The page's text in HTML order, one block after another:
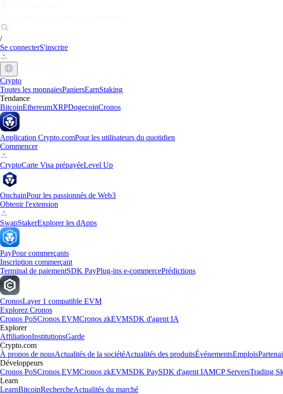
/
Se connecterS'inscrire
Crypto
Toutes les monnaiesPaniersEarnStaking
Tendance
BitcoinEthereumXRPDogecoinCronos
Application Crypto.comPour les utilisateurs du quotidien
Commencer
CryptoCarte Visa prépayéeLevel Up
OnchainPour les passionnés de Web3
Obtenir l'extension
SwapStakerExplorer les dApps
PayPour commerçants
Inscription commerçant
Terminal de paiementSDK PayPlug-ins e-commercePrédictions
CronosLayer 1 compatible EVM
Explorez Cronos
Cronos PoSCronos EVMCronos zkEVMSDK d'agent IA
Explorer
AffiliationInstitutionsGarde
Crypto.com
À propos de nousActualités de la sociétéActualités des produitsÉvénementsEmplois
Développeurs
Cronos PoSCronos EVMCronos zkEVMSDK PaySDK d'agent IAMCP ServersTrading
Learn
LearnBitcoinRechercheActualités du marché